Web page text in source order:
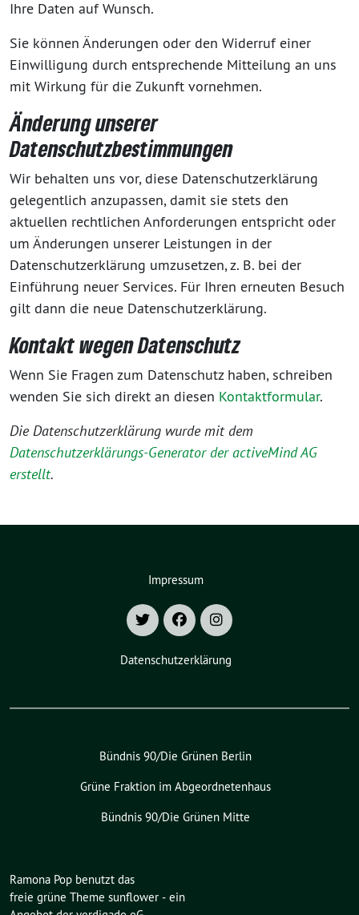
Ihre Daten auf Wunsch.
Sie können Änderungen oder den Widerruf einer
Einwilligung durch entsprechende Mitteilung an uns
mit Wirkung für die Zukunft vornehmen.
Änderung unserer
Datenschutzbestimmungen
Wir behalten uns vor, diese Datenschutzerklärung
gelegentlich anzupassen, damit sie stets den
aktuellen rechtlichen Anforderungen entspricht oder
um Änderungen unserer Leistungen in der
Datenschutzerklärung umzusetzen, z. B. bei der
Einführung neuer Services. Für Ihren erneuten Besuch
gilt dann die neue Datenschutzerklärung.
Kontakt wegen Datenschutz
Wenn Sie Fragen zum Datenschutz haben, schreiben
wenden Sie sich direkt an diesen Kontaktformular.
Die Datenschutzerklärung wurde mit dem
Datenschutzerklärungs-Generator der activeMind AG
erstellt.
Impressum
Datenschutzerklärung
Bündnis 90/Die Grünen Berlin
Grüne Fraktion im Abgeordnetenhaus
Bündnis 90/Die Grünen Mitte
Ramona Pop benutzt das
freie grüne Theme sunflower ‐ ein